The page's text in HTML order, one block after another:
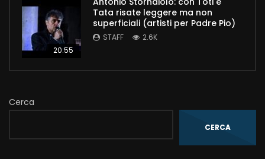
20:55
Tata risate leggere ma non
superficiali (artisti per Padre Pio)
STAFF 2.6K
Cerca
CERCA